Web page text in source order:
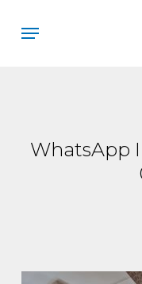
Menu
WhatsApp